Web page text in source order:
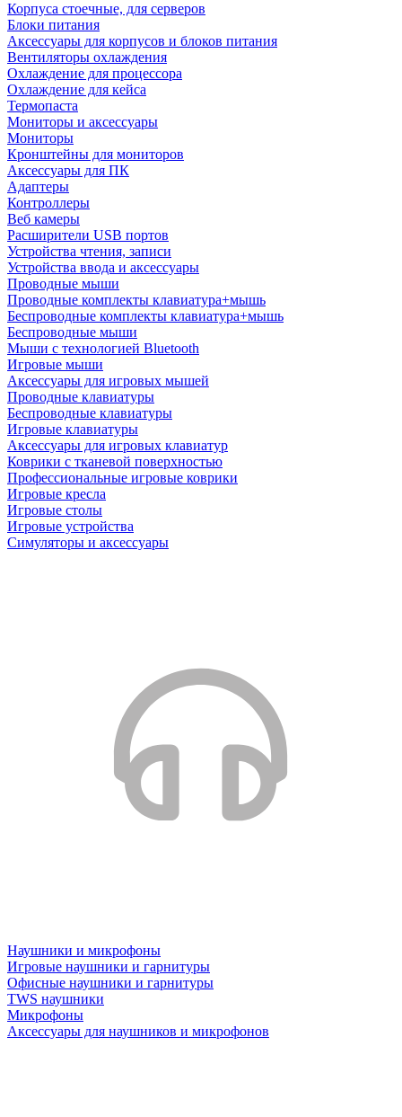
Корпуса стоечные, для серверов
Блоки питания
Аксессуары для корпусов и блоков питания
Вентиляторы охлаждения
Охлаждение для процессора
Охлаждение для кейса
Термопаста
Мониторы и аксессуары
Мониторы
Кронштейны для мониторов
Аксессуары для ПК
Адаптеры
Контроллеры
Веб камеры
Расширители USB портов
Устройства чтения, записи
Устройства ввода и аксессуары
Проводные мыши
Проводные комплекты клавиатура+мышь
Беспроводные комплекты клавиатура+мышь
Беспроводные мыши
Мыши с технологией Bluetooth
Игровые мыши
Аксессуары для игровых мышей
Проводные клавиатуры
Беспроводные клавиатуры
Игровые клавиатуры
Аксессуары для игровых клавиатур
Коврики с тканевой поверхностью
Профессиональные игровые коврики
Игровые кресла
Игровые столы
Игровые устройства
Симуляторы и аксессуары
Наушники и микрофоны
Игровые наушники и гарнитуры
Офисные наушники и гарнитуры
TWS наушники
Микрофоны
Аксессуары для наушников и микрофонов